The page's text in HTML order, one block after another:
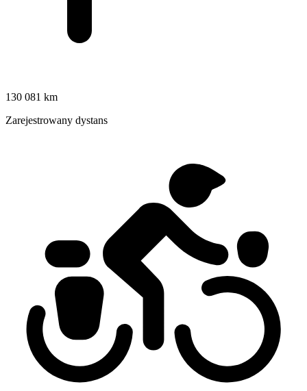
130 081 km
Zarejestrowany dystans